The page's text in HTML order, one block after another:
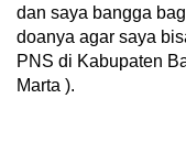
dan saya bangga
doanya agar saya
PNS di Kabupaten
Marta ).